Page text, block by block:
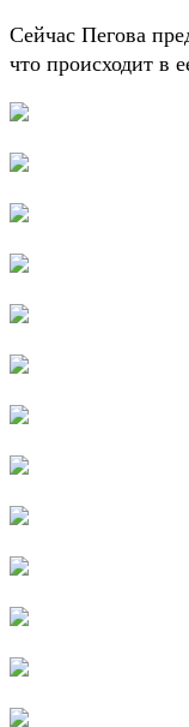
Сейчас Пегова
что происходит в